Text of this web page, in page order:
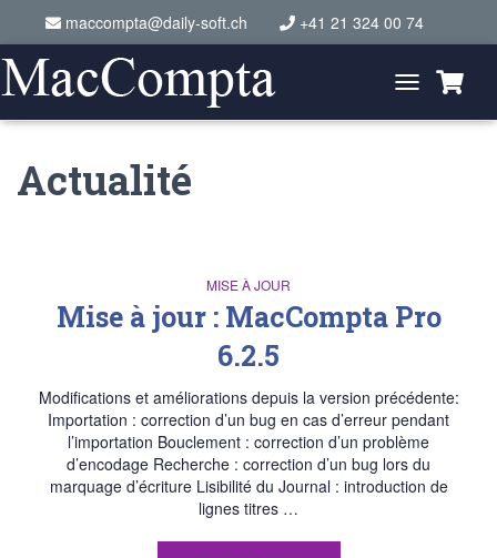
maccompta@daily-soft.ch +41 21 324 00 74
Toggle
Navigation
Actualité
MISE À JOUR
Mise à jour : MacCompta Pro
6.2.5
Modifications et améliorations depuis la version précédente:
Importation : correction d’un bug en cas d’erreur pendant
l’importation Bouclement : correction d’un problème
d’encodage Recherche : correction d’un bug lors du
marquage d’écriture Lisibilité du Journal : introduction de
lignes titres …